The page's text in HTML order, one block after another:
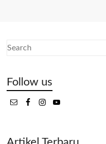
Follow us